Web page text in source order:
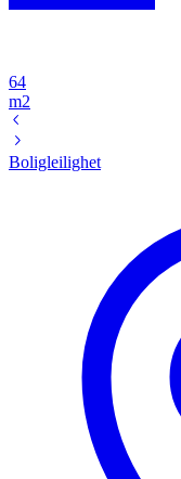
64
m2
Boligleilighet